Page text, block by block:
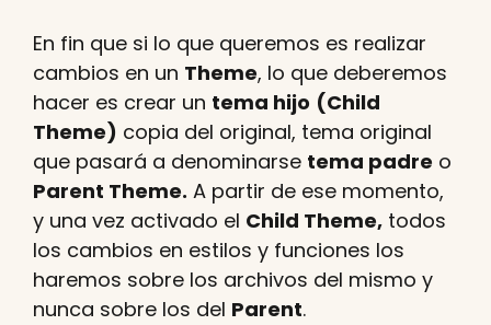
En fin que si lo que queremos es realizar
cambios en un Theme, lo que deberemos
hacer es crear un tema hijo (Child
Theme) copia del original, tema original
que pasará a denominarse tema padre o
Parent Theme. A partir de ese momento,
y una vez activado el Child Theme, todos
los cambios en estilos y funciones los
haremos sobre los archivos del mismo y
nunca sobre los del Parent.